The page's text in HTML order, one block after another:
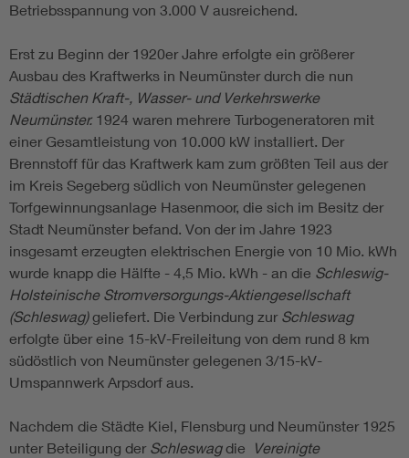
Betriebsspannung von 3.000 V ausreichend.
Erst zu Beginn der 1920er Jahre erfolgte ein größerer
Ausbau des Kraftwerks in Neumünster durch die nun
Städtischen Kraft-, Wasser- und Verkehrswerke
Neumünster. 1924 waren mehrere Turbogeneratoren mit
einer Gesamtleistung von 10.000 kW installiert. Der
Brennstoff für das Kraftwerk kam zum größten Teil aus der
im Kreis Segeberg südlich von Neumünster gelegenen
Torfgewinnungsanlage Hasenmoor, die sich im Besitz der
Stadt Neumünster befand. Von der im Jahre 1923
insgesamt erzeugten elektrischen Energie von 10 Mio. kWh
wurde knapp die Hälfte - 4,5 Mio. kWh - an die Schleswig-
Holsteinische Stromversorgungs-Aktiengesellschaft
(Schleswag)geliefert. Die Verbindung zur Schleswag
erfolgte über eine 15-kV-Freileitung von dem rund 8 km
südöstlich von Neumünster gelegenen 3/15-kV-
Umspannwerk Arpsdorf aus.
Nachdem die Städte Kiel, Flensburg und Neumünster 1925
unter Beteiligung der Schleswagdie
Vereinigte